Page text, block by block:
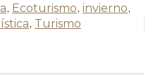
, Ecoturismo, invierno,
, Turismo